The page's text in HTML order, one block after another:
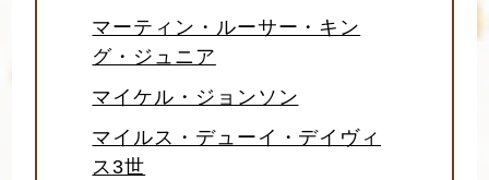
マーティン・ルーサー・キン
グ・ジュニア
マイケル・ジョンソン
マイルス・デューイ・デイヴィ
ス3世